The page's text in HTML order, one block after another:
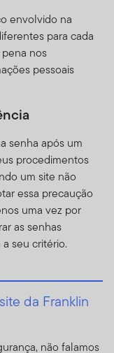
envolvido na
para cada
nos
pessoais
senha após um
procedimentos
um site não
essa precaução
uma vez por
as senhas
seu critério.
da Franklin
não falamos
arquivar ou
seu uso deste
você aceita
para
o Site, a
Termos de Uso
que nossas
direito
relativo à
do Site e que
Termos de
caso a
quaisquer
de nossas